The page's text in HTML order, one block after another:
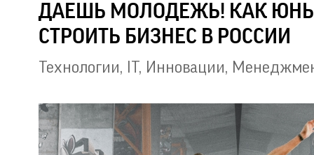
ДАЕШЬ МОЛОДЕЖЬ! КАК
СТРОИТЬ БИЗНЕС В РОССИИ
Технологии, IT, Инновации,